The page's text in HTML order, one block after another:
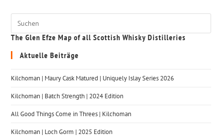
The Glen Efze Map of all Scottish Whisky Distilleries
Aktuelle Beiträge
Kilchoman | Maury Cask Matured | Uniquely Islay Series 2026
Kilchoman | Batch Strength | 2024 Edition
All Good Things Come in Threes | Kilchoman
Kilchoman | Loch Gorm​ | 2025 Edition